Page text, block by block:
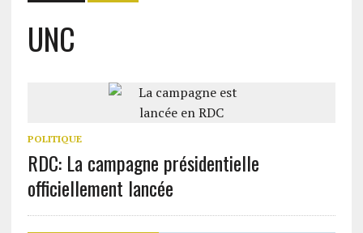
UNC
POLITIQUE
RDC: La campagne présidentielle
officiellement lancée